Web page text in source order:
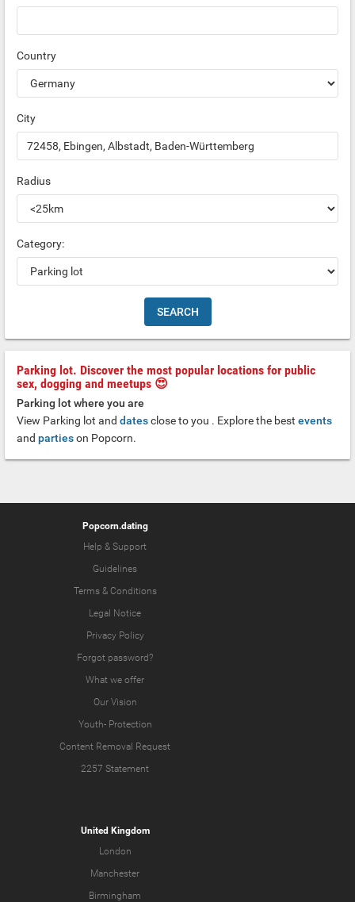
Country
City
Radius
Category:
Parking lot. Discover the most popular locations for public
sex, dogging and meetups 😍
Parking lot where you are
View Parking lot and datesclose to you . Explore the best events
and partieson Popcorn.
Popcorn.dating
Help & Support
Guidelines
Terms & Conditions
Legal Notice
Privacy Policy
Forgot password?
What we offer
Our Vision
Youth- Protection
Content Removal Request
2257 Statement
United Kingdom
London
Manchester
Birmingham